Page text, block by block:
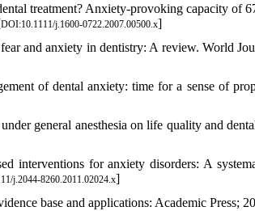
treatment? Anxiety‐provoking capacity of
DOI:10.1111/j.1600-0722.2007.00500.x]
and anxiety in dentistry: A review. World
of dental anxiety: time for a sense of
general anesthesia on life quality and
interventions for anxiety disorders: A
j.2044-8260.2011.02024.x]
base and applications: Academic Press;